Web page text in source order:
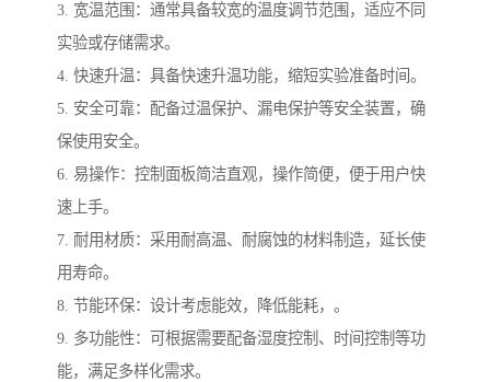
3. 宽温范围：通常具备较宽的温度调节范围，适应不同
实验或存储需求。
4. 快速升温：具备快速升温功能，缩短实验准备时间。
5. 安全可靠：配备过温保护、漏电保护等安全装置，确
保使用安全。
6. 易操作：控制面板简洁直观，操作简便，便于用户快
速上手。
7. 耐用材质：采用耐高温、耐腐蚀的材料制造，延长使
用寿命。
8. 节能环保：设计考虑能效，降低能耗，。
9. 多功能性：可根据需要配备湿度控制、时间控制等功
能，满足多样化需求。